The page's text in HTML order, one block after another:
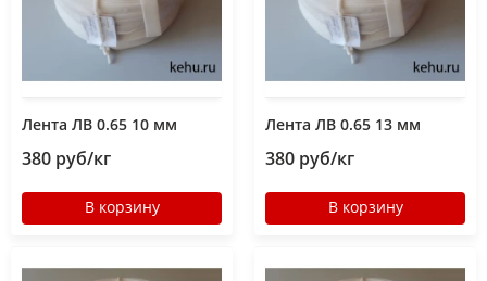
Лента ЛВ 0.65 10 мм
380 руб/кг
В корзину
Лента ЛВ 0.65 13 мм
380 руб/кг
В корзину